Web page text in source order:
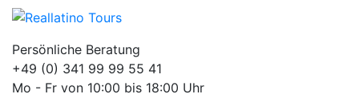
Persönliche Beratung
+49 (0) 341 99 99 55 41
Mo - Fr von 10:00 bis 18:00 Uhr